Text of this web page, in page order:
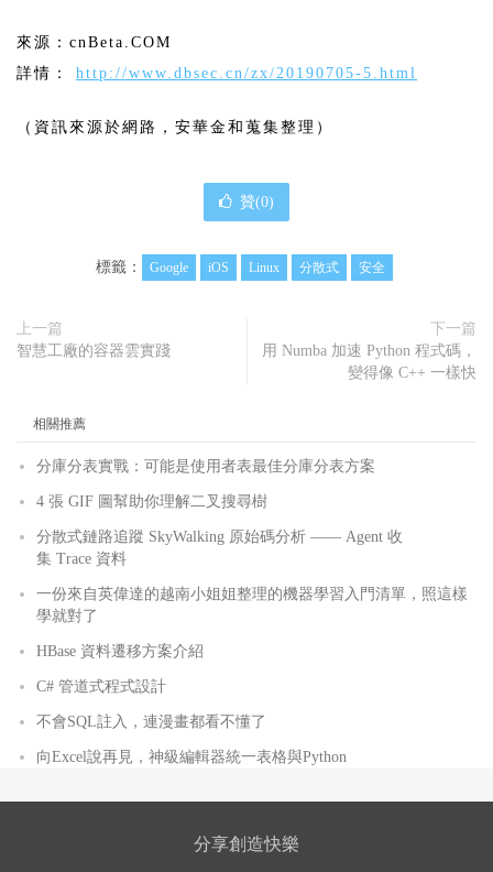
來源：cnBeta.COM
詳情： http://www.dbsec.cn/zx/20190705-5.html
（資訊來源於網路，安華金和蒐集整理）
贊(0)
標籤： Google iOS Linux 分散式 安全
上一篇
智慧工廠的容器雲實踐
下一篇
用 Numba 加速 Python 程式碼，
變得像 C++ 一樣快
相關推薦
分庫分表實戰：可能是使用者表最佳分庫分表方案
4 張 GIF 圖幫助你理解二叉搜尋樹
分散式鏈路追蹤 SkyWalking 原始碼分析 —— Agent 收
集 Trace 資料
一份來自英偉達的越南小姐姐整理的機器學習入門清單，照這樣
學就對了
HBase 資料遷移方案介紹
C# 管道式程式設計
不會SQL註入，連漫畫都看不懂了
向Excel說再見，神級編輯器統一表格與Python
分享創造快樂